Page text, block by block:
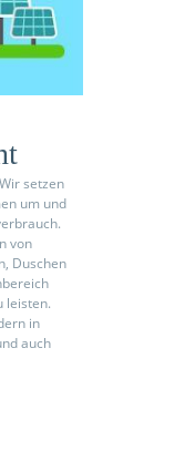
setzen
um und
von
Duschen
leisten.
in
auch